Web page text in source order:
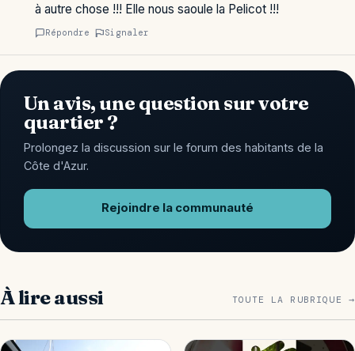
à autre chose !!! Elle nous saoule la Pelicot !!!
Répondre Signaler
Un avis, une question sur votre
quartier ?
Prolongez la discussion sur le forum des habitants de la
Côte d'Azur.
Rejoindre la communauté
À lire aussi TOUTE LA RUBRIQUE →